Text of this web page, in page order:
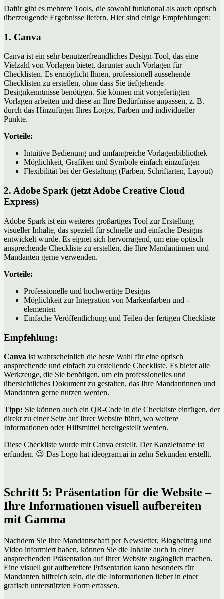
Dafür gibt es mehrere Tools, die sowohl funktional als auch optisch
überzeugende Ergebnisse liefern. Hier sind einige Empfehlungen:
1. Canva
Canva ist ein sehr benutzerfreundliches Design-Tool, das eine
Vielzahl von Vorlagen bietet, darunter auch Vorlagen für
Checklisten. Es ermöglicht Ihnen, professionell aussehende
Checklisten zu erstellen, ohne dass Sie tiefgehende
Designkenntnisse benötigen. Sie können mit vorgefertigten
Vorlagen arbeiten und diese an Ihre Bedürfnisse anpassen, z. B.
durch das Hinzufügen Ihres Logos, Farben und individueller
Punkte.
Vorteile:
Intuitive Bedienung und umfangreiche Vorlagenbibliothek
Möglichkeit, Grafiken und Symbole einfach einzufügen
Flexibilität bei der Gestaltung (Farben, Schriftarten, Layout)
2. Adobe Spark (jetzt Adobe Creative Cloud
Express)
Adobe Spark ist ein weiteres großartiges Tool zur Erstellung
visueller Inhalte, das speziell für schnelle und einfache Designs
entwickelt wurde. Es eignet sich hervorragend, um eine optisch
ansprechende Checkliste zu erstellen, die Ihre Mandantinnen und
Mandanten gerne verwenden.
Vorteile:
Professionelle und hochwertige Designs
Möglichkeit zur Integration von Markenfarben und -
elementen
Einfache Veröffentlichung und Teilen der fertigen Checkliste
Empfehlung:
Canva ist wahrscheinlich die beste Wahl für eine optisch
ansprechende und einfach zu erstellende Checkliste. Es bietet alle
Werkzeuge, die Sie benötigen, um ein professionelles und
übersichtliches Dokument zu gestalten, das Ihre Mandantinnen und
Mandanten gerne nutzen werden.
Tipp: Sie können auch ein QR-Code in die Checkliste einfügen, der
direkt zu einer Seite auf Ihrer Website führt, wo weitere
Informationen oder Hilfsmittel bereitgestellt werden.
Diese Checkliste wurde mit Canva erstellt. Der Kanzleiname ist
erfunden. 😉 Das Logo hat ideogram.ai in zehn Sekunden erstellt.
Schritt 5: Präsentation für die Website –
Ihre Informationen visuell aufbereiten
mit Gamma
Nachdem Sie Ihre Mandantschaft per Newsletter, Blogbeitrag und
Video informiert haben, können Sie die Inhalte auch in einer
ansprechenden Präsentation auf Ihrer Website zugänglich machen.
Eine visuell gut aufbereitete Präsentation kann besonders für
Mandanten hilfreich sein, die die Informationen lieber in einer
grafisch unterstützten Form erfassen.